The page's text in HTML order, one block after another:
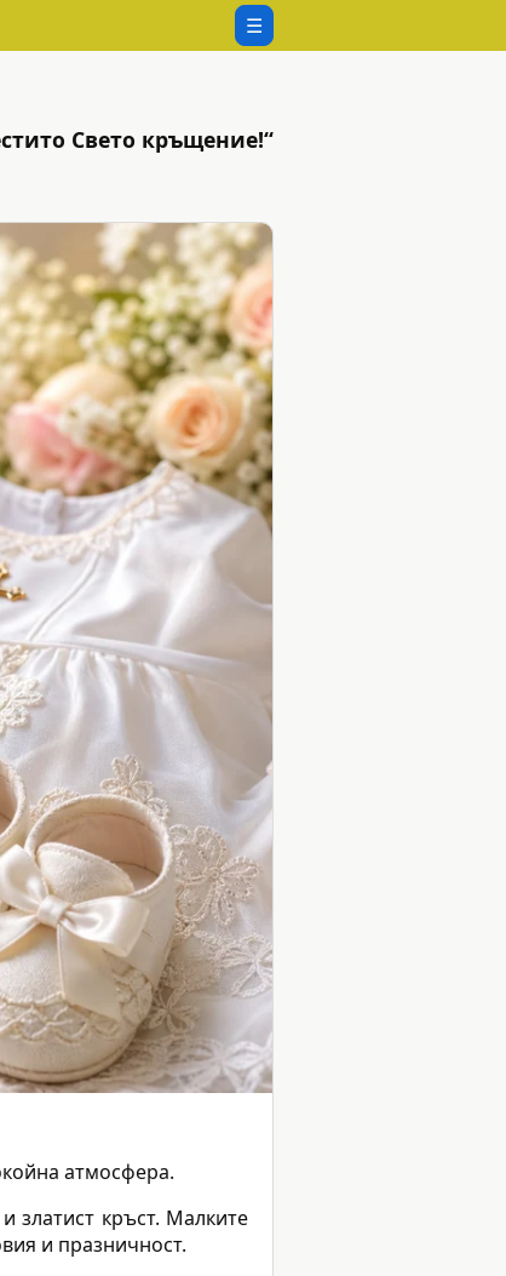
☰
Свето кръщение!“
атмосфера.
златист кръст. Малките
и празничност.